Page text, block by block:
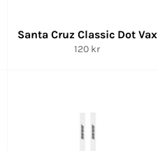
Santa Cruz Classic Dot Vax
Ordinarie
120 kr